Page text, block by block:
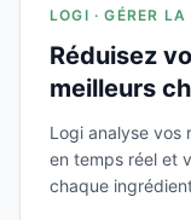
LOGI · GÉRER
Réduisez
meilleurs
Logi analyse vos
en temps réel et
chaque